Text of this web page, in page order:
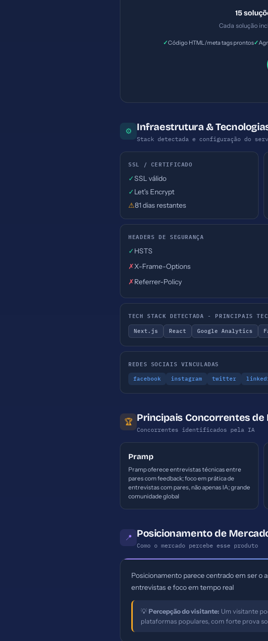
15
Cada solução
✓Código HTML/meta tags prontos✓
⚙ Infraestrutura &
Stack detectada e configuração do
SSL / CERTIFICADO
✓SSL válido
✓ Let's Encrypt
⚠81 dias restantes
HEADERS DE SEGURANÇA
✓ HSTS
✗X-Frame-Options
✗Referrer-Policy
TECH STACK DETECTADA - PRINCIPAIS
Next.js React Google Analytics
REDES SOCIAIS VINCULADAS
facebook instagram twitter
🏆 Principais Concorrentes de
Concorrentes identificados pela IA
Pramp
Pramp oferece entrevistas técnicas entre
pares com feedback; foco em prática de
entrevistas com pares, não apenas IA; grande
comunidade global
📍 Posicionamento de
Como o mercado percebe esse produto
Posicionamento parece centrado em ser o
entrevistas e foco em tempo real
💡Percepção do visitante: Um visitante
plataformas populares, com forte prova